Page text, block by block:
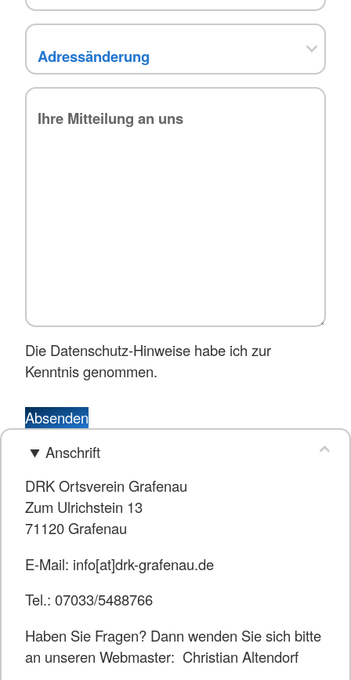
Die Datenschutz-Hinweise habe ich zur
Kenntnis genommen.
Absenden
Anschrift
DRK Ortsverein Grafenau
Zum Ulrichstein 13
71120 Grafenau
E-Mail: info[at]drk-grafenau.de
Tel.: 07033/5488766
Haben Sie Fragen? Dann wenden Sie sich bitte
an unseren Webmaster: Christian Altendorf